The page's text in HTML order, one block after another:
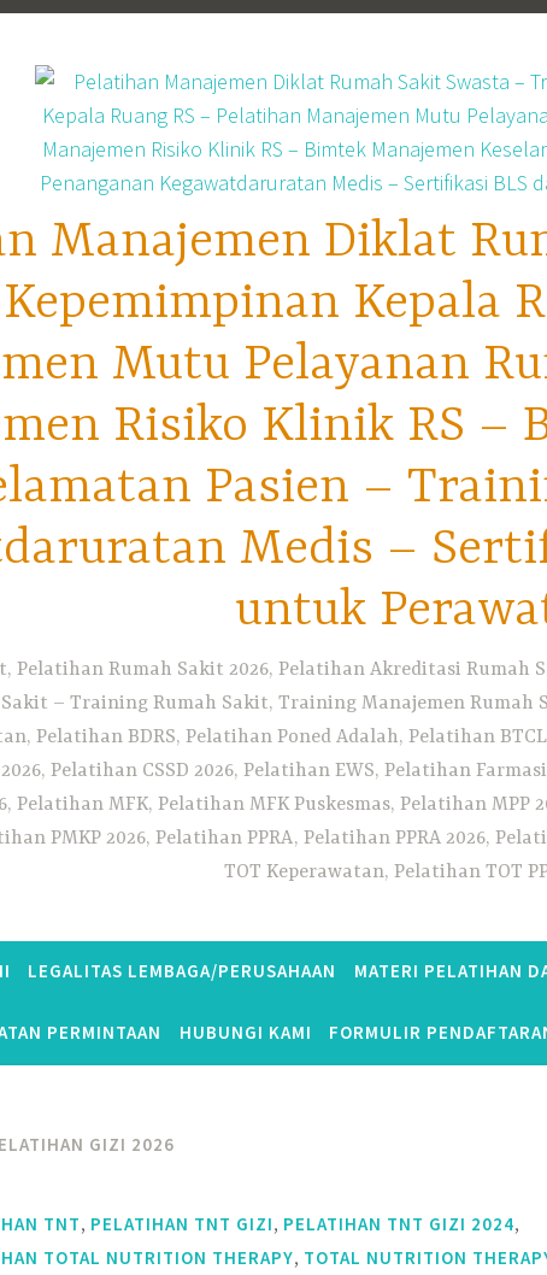
Manajemen Diklat
Kepala
Mutu Pelayanan
Risiko Klinik RS –
Pasien –
Medis –
untuk
Pelatihan Rumah Sakit 2026, Pelatihan Akreditasi Rumah
– Training Rumah Sakit, Training Manajemen Rumah
Pelatihan BDRS, Pelatihan Poned Adalah, Pelatihan
Pelatihan CSSD 2026, Pelatihan EWS, Pelatihan
Pelatihan MFK, Pelatihan MFK Puskesmas, Pelatihan MPP
PMKP 2026, Pelatihan PPRA, Pelatihan PPRA 2026,
TOT Keperawatan, Pelatihan TOT
LEGALITAS LEMBAGA/PERUSAHAAN MATERI PELATIHAN
PERMINTAAN HUBUNGI KAMI FORMULIR
GIZI 2026
TNT, PELATIHAN TNT GIZI, PELATIHAN TNT GIZI 2024,
TOTAL NUTRITION THERAPY, TOTAL NUTRITION